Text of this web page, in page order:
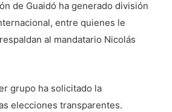
de Guaidó ha generado división
entre quienes le
al mandatario Nicolás
grupo ha solicitado la
elecciones transparentes.